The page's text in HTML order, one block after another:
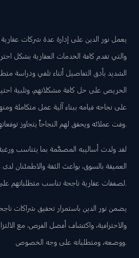
والتي تقدم كافة الخدمات العقارية بشكل
الشديد بأدق التفاصيل أثناء تلقي ودراسة
الحريص على حل كافة مشكلاتهم، وتلبية
على نجاحه قيامه ببناء آلية عمل متكاملة
لقد ولدت أساليبه المصمَّمة بما يتناسب
العميقة بالسوق، بواعث الثقة والاطمئنان لدى
يضمن نور الدين باستمرار تحقيق شراكات
والاحترافية، واكتشاف أفضل الفرص، مع